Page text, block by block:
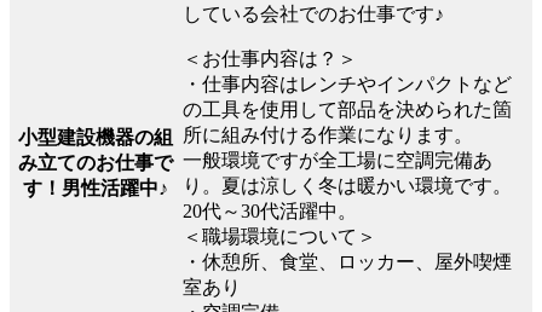
小型建設機器の組
み立てのお仕事で
す！男性活躍中♪
している会社でのお仕事です♪
＜お仕事内容は？＞
・仕事内容はレンチやインパクトなど
の工具を使用して部品を決められた箇
所に組み付ける作業になります。
一般環境ですが全工場に空調完備あ
り。夏は涼しく冬は暖かい環境です。
20代～30代活躍中。
＜職場環境について＞
・休憩所、食堂、ロッカー、屋外喫煙
室あり